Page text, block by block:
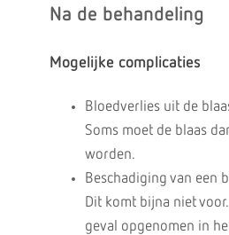
Na de behandeling
Mogelijke complicaties
Bloedverlies uit de
Soms moet de blaas
worden.
Beschadiging van een
Dit komt bijna niet
geval opgenomen in